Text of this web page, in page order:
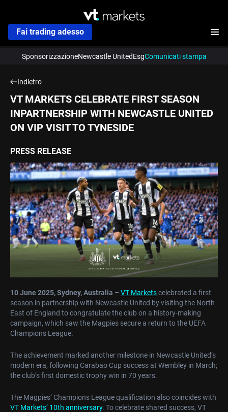
Fai trading adesso
SponsorizzazioneNewcastle UnitedEsgComunicati stampa
Indietro
VT MARKETS CELEBRATE FIRST SEASON
INPARTNERSHIP WITH NEWCASTLE UNITED
ON VIP VISIT TO TYNESIDE
PRESS RELEASE
10 June 2025, Sydney, Australia – VT Marketscelebrated a first
season in partnership with Newcastle United by visiting the North
East of England to congratulate the club on a history-making
campaign, which saw the Magpies secure a return to the UEFA
Champions League.
The achievement marked another milestone in Newcastle United’s
modern era, following Carabao Cup success at Wembley in March;
the club’s first domestic trophy win in 70 years.
The Magpies’ Champions League qualification also coincides with
VT Markets’ 10th anniversary. To celebrate shared success, VT